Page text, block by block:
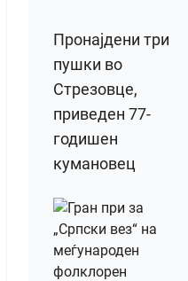
Пронајдени три
пушки во
Стрезовце,
приведен 77-
годишен
кумановец